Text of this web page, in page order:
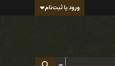
ورود یا ثبت‌نام